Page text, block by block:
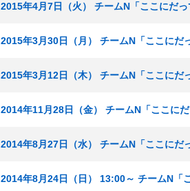
2015年4月7日（火） チームN「ここにだ
2015年3月30日（月） チームN「ここにだ
2015年3月12日（木） チームN「ここにだ
2014年11月28日（金） チームN「ここに
2014年8月27日（水） チームN「ここにだ
2014年8月24日（日） 13:00～ チームN「